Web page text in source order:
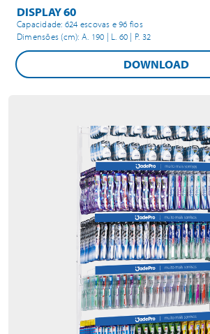
DISPLAY 60
Capacidade: 624 escovas e 96 fios
Dimensões (cm): A. 190 | L. 60 | P. 32
DOWNLOAD